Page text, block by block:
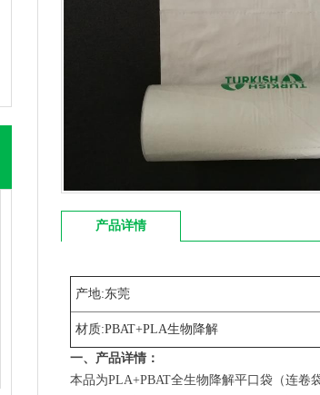
产品详情
产地:东莞
材质:PBAT+PLA生物降解
一、产品详情：
本品为PLA+PBAT全生物降解平口袋（连卷